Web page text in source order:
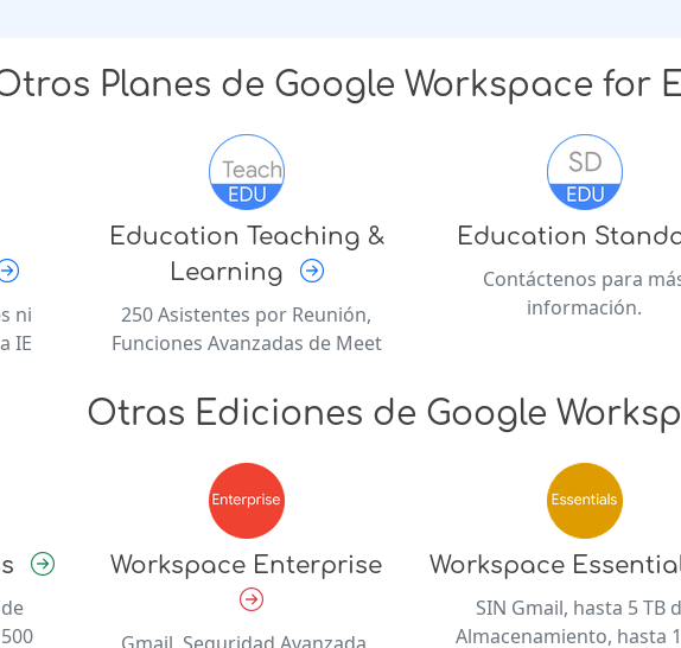
Planes de Google Workspace for
ni
IE
Education Teaching &
Learning
250 Asistentes por Reunión,
Funciones Avanzadas de Meet
Education
Contáctenos para
información.
Otras Ediciones de Google
Workspace Enterprise
Gmail, Seguridad Avanzada,
Workspace
SIN Gmail, hasta 5 TB
Almacenamiento, hasta